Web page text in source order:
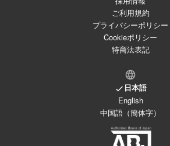
ご利用規約
プライバシーポリシー
Cookieポリシー
特商法表記
日本語
English
中国語（簡体字）